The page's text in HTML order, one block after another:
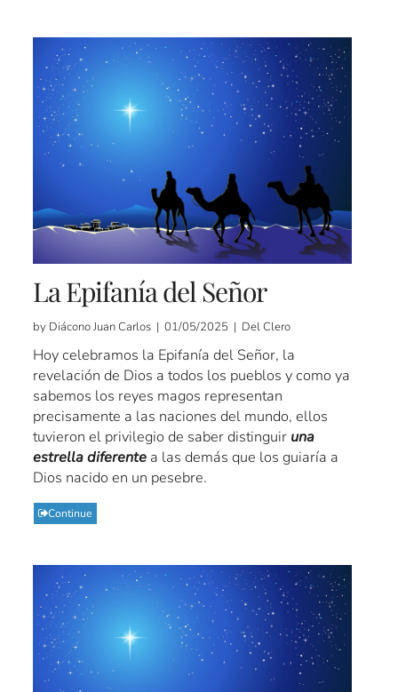
La Epifanía del Señor
by Diácono Juan Carlos | 01/05/2025 | Del Clero
Hoy celebramos la Epifanía del Señor, la
revelación de Dios a todos los pueblos y como ya
sabemos los reyes magos representan
precisamente a las naciones del mundo, ellos
tuvieron el privilegio de saber distinguir una
estrella diferente a las demás que los guiaría a
Dios nacido en un pesebre.
Continue